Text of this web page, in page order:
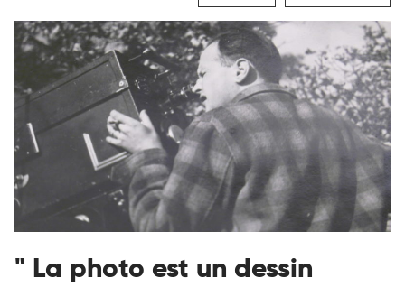
" La photo est un dessin